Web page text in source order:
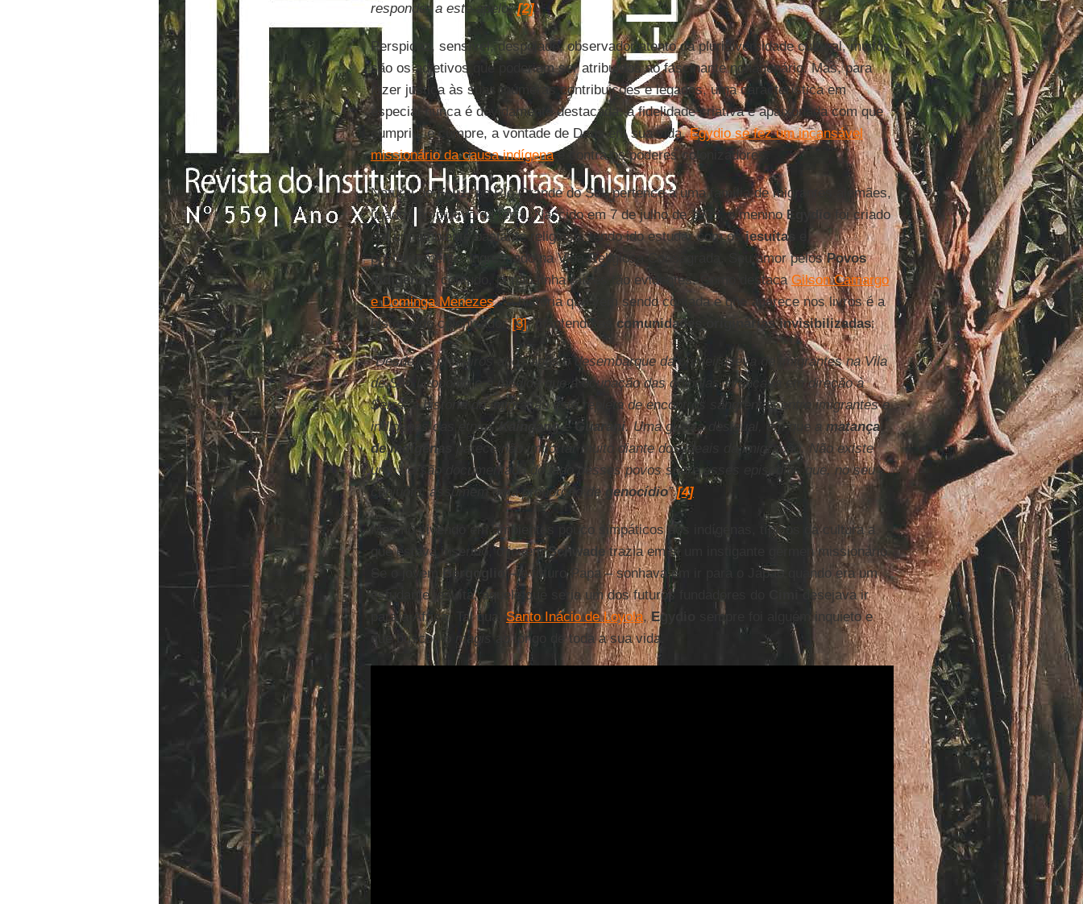
responder a este apelo”.[2]
Perspicaz, sensível, despojado, observador atento da pluridiversidade cultural, muitos
são os adjetivos que poderiam ser atribuídos ao fascinante nonagenário. Mas, para
fazer justiça às suas inúmeras contribuições e legados, uma característica em
especial nunca é devidamente destacada: a fidelidade criativa e apaixonada com que
cumpriu, e cumpre, a vontade de Deus em sua vida.Egydio se fez um incansável
missionário da causa indígenae contra os poderes colonizadores.
Natural deFeliz, no Rio Grande do Sul, pertence a uma família de migrantes alemães,
ligados ao cultivo da terra. Nascido em 7 de julho de 1935, o meninoEgydio
foi criado
em um ambiente bastante religioso, tendo ido estudar com osjesuítas
e,
posteriormente, ingressado na Vida Religiosa Consagrada. Seu amor pelosPovos
Indígenas, contudo, já não tinha raízes tão evidentes. Como destacaGilson Camargo
e Dominga Menezes, “a história que vem sendo contada e que aparece nos livros é a
história do colonizador”[3], mantendo ascomunidades originárias invisibilizadas:
“Desde os primeiros anos após o desembarque da primeira leva de imigrantes na Vila
de São Leopoldo e à medida que a ocupação das colônias avançava em direção à
Serra, a história da imigração está repleta de encontros sangrentos entre imigrantes e
indígenas das etnias Kaingange Guarani. Uma guerra desigual, em que a matança
de indígenas
parece não importar muito diante dos ideais da imigração. Não existe
uma versão documentada do lado desses povos sobre esses episódios que, no seu
conjunto, assumem uma proporção degenocídio”.[4]
Mesmo vivendo em ambientes pouco simpáticos aos indígenas, típicos da cultura a
que estava inserido, o jovemSchwadetrazia em si um instigante gérmen missionário.
Se o jovemBergoglio – e futuro Papa – sonhava em ir para o Japão quando era um
estudante jesuíta, aquele que seria um dos futuros fundadores do
desejava ir
para a África. Tal qual Santo Inácio de Loyola,Egydio
sempre foi alguém inquieto e
que buscou o
magis ao longo de toda a sua vida.